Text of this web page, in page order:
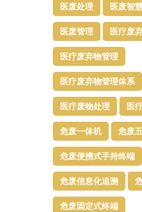
医废处理 医废智
医废管理 医疗废
医疗废弃物管理​
医疗废弃物管理体系
医疗废物处理​ 医
危废一体机 危废
危废便携式手持终端
危废信息化追溯
危废固定式终端